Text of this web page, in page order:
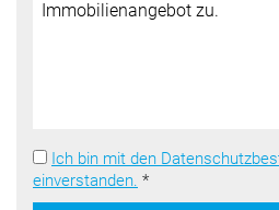
Ich bin mit den
einverstanden. *